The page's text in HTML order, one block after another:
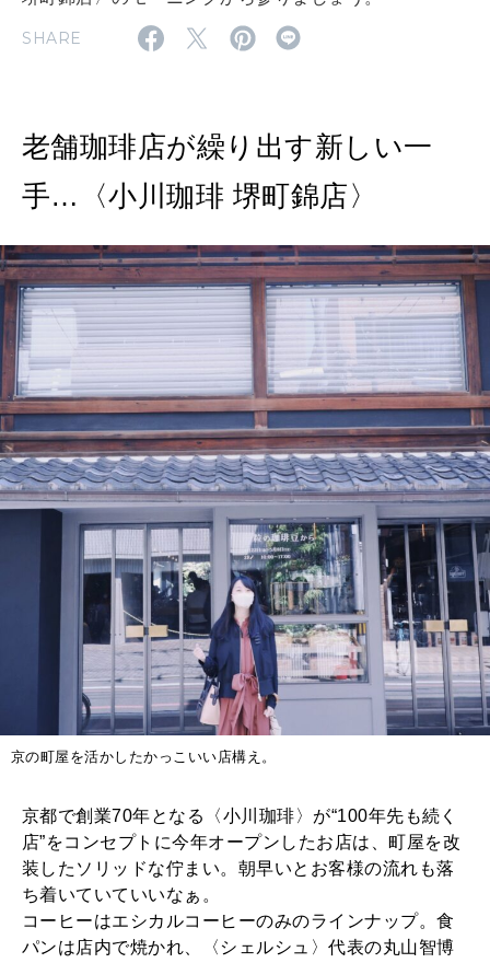
2026年9月号「北海道 おいしく遊ぶ、夏のご褒美旅。」
2026年8月号『お茶の時間です。』
2026年6月号「大銀座 トレンドが生まれる 新しい一流店へ。」
2026年5月号「“大好き”に出会いに。韓国」
2026年4月号「未来をつくる、学びの教科書。」
2026年3月号「スイーツ予想図 2026」
2026年2月号「良運を掴む 新・開運術。」
2026年1月号「猫がいれば、幸せ」
2025年12月号「お酒の新常識。」
FOLLOW US!
SHARE
老舗珈琲店が繰り出す新しい一
手…〈小川珈琲 堺町錦店〉
京の町屋を活かしたかっこいい店構え。
京都で創業70年となる〈小川珈琲〉が“100年先も続く
店”をコンセプトに今年オープンしたお店は、町屋を改
装したソリッドな佇まい。朝早いとお客様の流れも落
ち着いていていいなぁ。
コーヒーはエシカルコーヒーのみのラインナップ。食
パンは店内で焼かれ、〈シェルシュ〉代表の丸山智博